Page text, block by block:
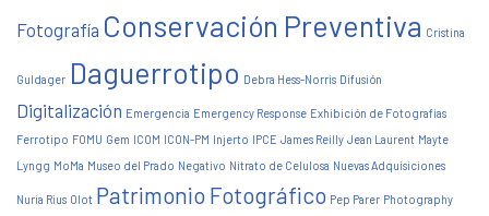
Fotografía Conservación Preventiva Cristina
Guldager Daguerrotipo Debra Hess-Norris Difusión
Digitalización Emergencia Emergency Response Exhibición de Fotografías
Ferrotipo FOMU Gem ICOM ICON-PM Injerto IPCE James Reilly Jean Laurent Mayte
Lyngg MoMa Museo del Prado Negativo Nitrato de Celulosa Nuevas Adquisiciones
Nuria Rius Olot Patrimonio Fotográfico Pep Parer Photography